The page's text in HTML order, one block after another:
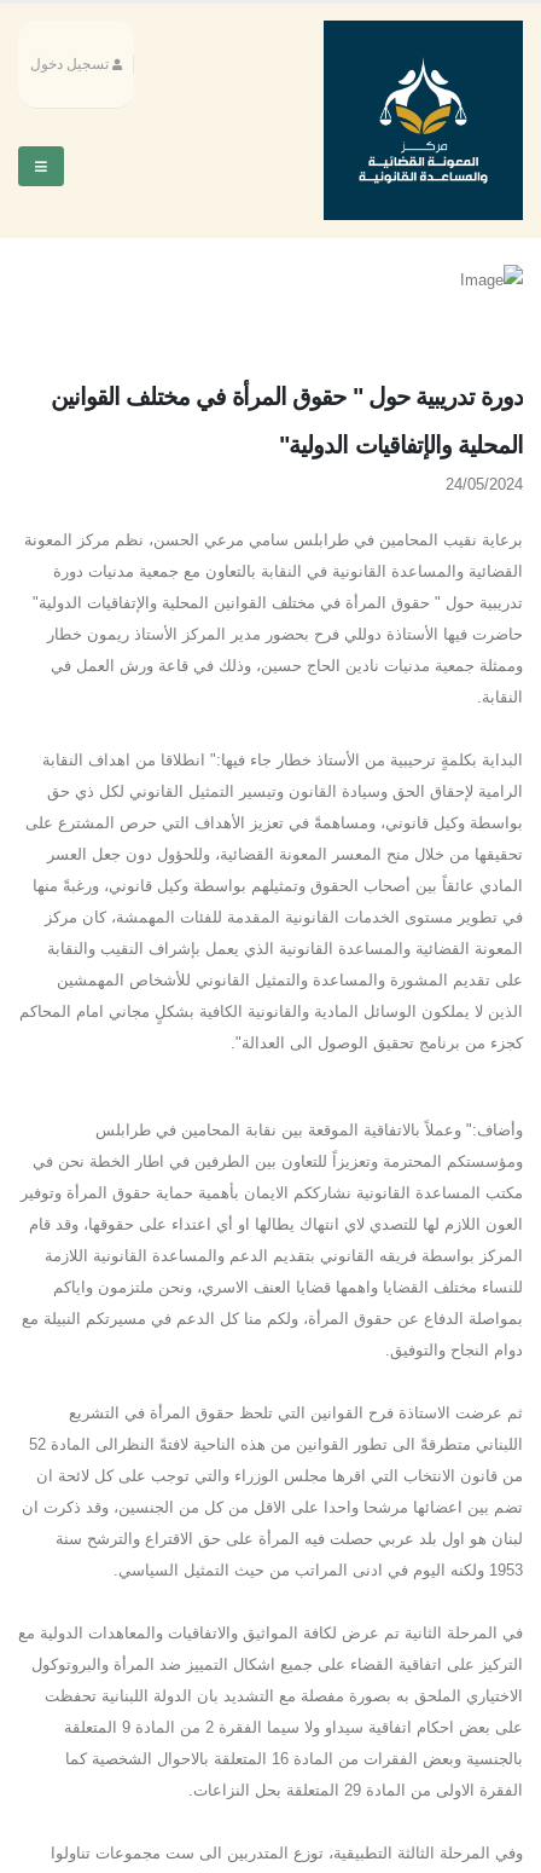
تسجيل دخول
دورة تدريبية حول " حقوق المرأة في مختلف القوانين
المحلية والإتفاقيات الدولية"
24/05/2024
برعاية نقيب المحامين في طرابلس سامي مرعي الحسن، نظم مركز المعونة
القضائية والمساعدة القانونية في النقابة بالتعاون مع جمعية مدنيات دورة
تدريبية حول " حقوق المرأة في مختلف القوانين المحلية والإتفاقيات الدولية"
حاضرت فيها الأستاذة دوللي فرح بحضور مدير المركز الأستاذ ريمون خطار
وممثلة جمعية مدنيات نادين الحاج حسين، وذلك في قاعة ورش العمل في
النقابة.
البداية بكلمةٍ ترحيبية من الأستاذ خطار جاء فيها:" انطلاقا من اهداف النقابة
الرامية لإحقاق الحق وسيادة القانون وتيسير التمثيل القانوني لكل ذي حق
بواسطة وكيل قانوني، ومساهمةً في تعزيز الأهداف التي حرص المشترع على
تحقيقها من خلال منح المعسر المعونة القضائية، وللحؤول دون جعل العسر
المادي عائقاً بين أصحاب الحقوق وتمثيلهم بواسطة وكيل قانوني، ورغبةً منها
في تطوير مستوى الخدمات القانونية المقدمة للفئات المهمشة، كان مركز
المعونة القضائية والمساعدة القانونية الذي يعمل بإشراف النقيب والنقابة
على تقديم المشورة والمساعدة والتمثيل القانوني للأشخاص المهمشين
الذين لا يملكون الوسائل المادية والقانونية الكافية بشكلٍ مجاني امام المحاكم
كجزء من برنامج تحقيق الوصول الى العدالة".
وأضاف:" وعملاً بالاتفاقية الموقعة بين نقابة المحامين في طرابلس
ومؤسستكم المحترمة وتعزيزاً للتعاون بين الطرفين في اطار الخطة نحن في
مكتب المساعدة القانونية نشارككم الايمان بأهمية حماية حقوق المرأة وتوفير
العون اللازم لها للتصدي لاي انتهاك يطالها او أي اعتداء على حقوقها، وقد قام
المركز بواسطة فريقه القانوني بتقديم الدعم والمساعدة القانونية اللازمة
للنساء مختلف القضايا واهمها قضايا العنف الاسري، ونحن ملتزمون واياكم
بمواصلة الدفاع عن حقوق المرأة، ولكم منا كل الدعم في مسيرتكم النبيلة مع
دوام النجاح والتوفيق.
ثم عرضت الاستاذة فرح القوانين التي تلحظ حقوق المرأة في التشريع
اللبناني متطرقةً الى تطور القوانين من هذه الناحية لافتةً النظرالى المادة 52
من قانون الانتخاب التي اقرها مجلس الوزراء والتي توجب على كل لائحة ان
تضم بين اعضائها مرشحا واحدا على الاقل من كل من الجنسين، وقد ذكرت ان
لبنان هو اول بلد عربي حصلت فيه المرأة على حق الاقتراع والترشح سنة
1953 ولكنه اليوم في ادنى المراتب من حيث التمثيل السياسي.
في المرحلة الثانية تم عرض لكافة المواثيق والاتفاقيات والمعاهدات الدولية مع
التركيز على اتفاقية القضاء على جميع اشكال التمييز ضد المرأة والبروتوكول
الاختياري الملحق به بصورة مفصلة مع التشديد بان الدولة اللبنانية تحفظت
على بعض احكام اتفاقية سيداو ولا سيما الفقرة 2 من المادة 9 المتعلقة
بالجنسية وبعض الفقرات من المادة 16 المتعلقة بالاحوال الشخصية كما
الفقرة الاولى من المادة 29 المتعلقة بحل النزاعات.
وفي المرحلة الثالثة التطبيقية، توزع المتدربين الى ست مجموعات تناولوا